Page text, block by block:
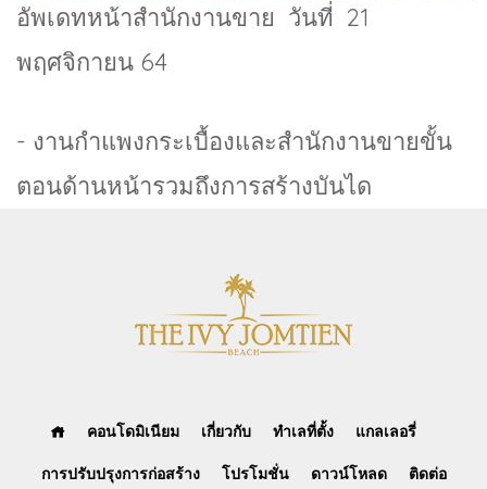
อัพเดทหน้าสำนักงานขาย วันที่ 21
พฤศจิกายน 64
- งานกำแพงกระเบื้องและสำนักงานขายขั้น
ตอนด้านหน้ารวมถึงการสร้างบันได
คอนโดมิเนียม เกี่ยวกับ ทำเลที่ตั้ง แกลเลอรี่
การปรับปรุงการก่อสร้าง โปรโมชั่น ดาวน์โหลด ติดต่อ